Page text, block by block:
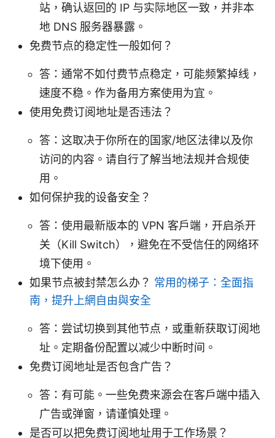
站，确认返回的 IP 与实际地区一致，并非本
地 DNS 服务器暴露。
免费节点的稳定性一般如何？
答：通常不如付费节点稳定，可能频繁掉线，
速度不稳。作为备用方案使用为宜。
使用免费订阅地址是否违法？
答：这取决于你所在的国家/地区法律以及你
访问的内容。请自行了解当地法规并合规使
用。
如何保护我的设备安全？
答：使用最新版本的 VPN 客户端，开启杀开
关（Kill Switch），避免在不受信任的网络环
境下使用。
如果节点被封禁怎么办？ 常用的梯子：全面指
南，提升上網自由與安全
答：尝试切换到其他节点，或重新获取订阅地
址。定期备份配置以减少中断时间。
免费订阅地址是否包含广告？
答：有可能。一些免费来源会在客户端中插入
广告或弹窗，请谨慎处理。
是否可以把免费订阅地址用于工作场景？